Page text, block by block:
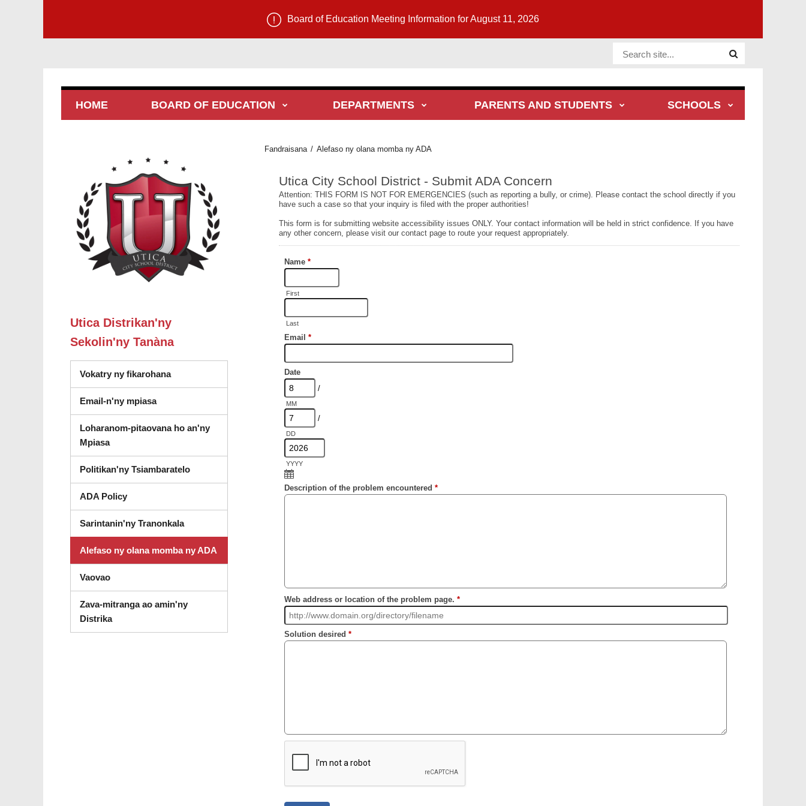
Board of Education Meeting Information for August 11, 2026
Website Site
HOME BOARD OF EDUCATION DEPARTMENTS PARENTS AND STUDENTS SCHOOLS
Fandraisana Alefaso ny olana momba ny ADA
Utica Distrikan'ny
Sekolin'ny Tanàna
Vokatry ny fikarohana
Email-n'ny mpiasa
Loharanom-pitaovana ho an'ny
Mpiasa
Politikan'ny Tsiambaratelo
ADA Policy
Sarintanin'ny Tranonkala
Alefaso ny olana momba ny ADA
Vaovao
Zava-mitranga ao amin'ny
Distrika